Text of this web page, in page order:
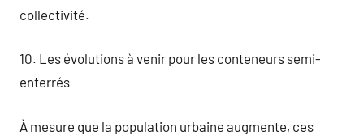
collectivité.
10. Les évolutions à venir pour les conteneurs semi-
enterrés
À mesure que la population urbaine augmente, ces